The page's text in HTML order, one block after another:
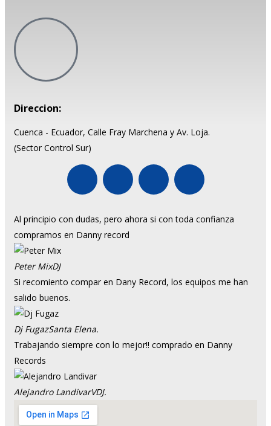
Direccion:
Cuenca - Ecuador, Calle Fray Marchena y Av. Loja.
(Sector Control Sur)
Al principio con dudas, pero ahora si con toda confianza
compramos en Danny record
Peter MixDJ
Si recomiento compar en Dany Record, los equipos me han
salido buenos.
Dj FugazSanta Elena.
Trabajando siempre con lo mejor!! comprado en Danny
Records
Alejandro LandivarVDJ.